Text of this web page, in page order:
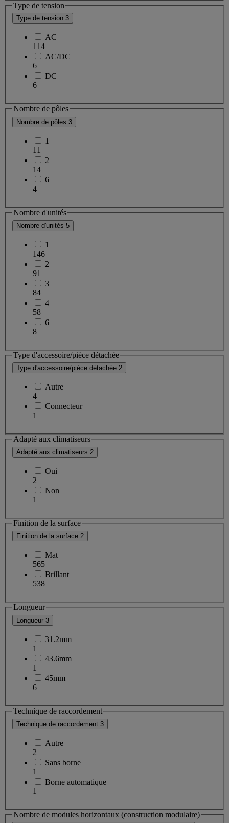
Type de tension
Type de tension 3
AC
114
AC/DC
6
DC
6
Nombre de pôles
Nombre de pôles 3
1
11
2
14
6
4
Nombre d'unités
Nombre d'unités 5
1
146
2
91
3
84
4
58
6
8
Type d'accessoire/pièce détachée
Type d'accessoire/pièce détachée 2
Autre
4
Connecteur
1
Adapté aux climatiseurs
Adapté aux climatiseurs 2
Oui
2
Non
1
Finition de la surface
Finition de la surface 2
Mat
565
Brillant
538
Longueur
Longueur 3
31.2mm
1
43.6mm
1
45mm
6
Technique de raccordement
Technique de raccordement 3
Autre
2
Sans borne
1
Borne automatique
1
Nombre de modules horizontaux (construction modulaire)